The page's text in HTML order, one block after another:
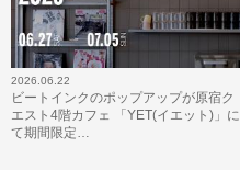
2026.06.22
ビートインクのポップアップが原宿ク
エスト4階カフェ 「YET(イエット)」に
て期間限定…